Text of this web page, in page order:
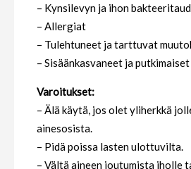
– Kynsilevyn ja ihon
– Allergiat
– Tulehtuneet ja tarttuvat
– Sisäänkasvaneet ja
Varoitukset:
– Älä käytä, jos olet yliherkkä
ainesosista.
– Pidä poissa lasten ulottuvilta.
– Vältä aineen joutumista iholle